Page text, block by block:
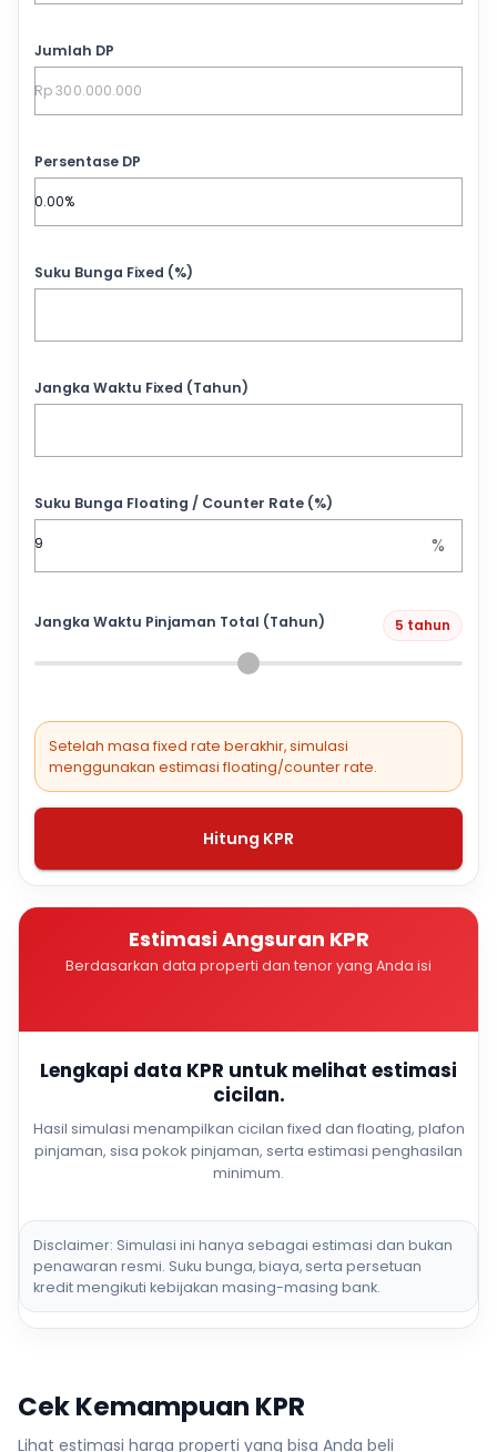
Jumlah DP
Persentase DP
Suku Bunga Fixed (%)
Jangka Waktu Fixed (Tahun)
Suku Bunga Floating / Counter Rate (%)
%
Jangka Waktu Pinjaman Total (Tahun) 5 tahun
Setelah masa fixed rate berakhir, simulasi
menggunakan estimasi floating/counter rate.
Hitung KPR
Estimasi Angsuran KPR
Berdasarkan data properti dan tenor yang Anda isi
Lengkapi data KPR untuk melihat estimasi
cicilan.
Hasil simulasi menampilkan cicilan fixed dan floating, plafon
pinjaman, sisa pokok pinjaman, serta estimasi penghasilan
minimum.
Disclaimer: Simulasi ini hanya sebagai estimasi dan bukan
penawaran resmi. Suku bunga, biaya, serta persetuan
kredit mengikuti kebijakan masing-masing bank.
Cek Kemampuan KPR
Lihat estimasi harga properti yang bisa Anda beli